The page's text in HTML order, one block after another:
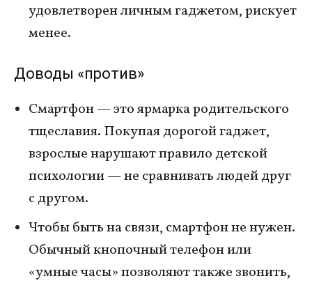
удовлетворен личным гаджетом, рискует
менее.
Доводы «против»
Смартфон — это ярмарка родительского
тщеславия. Покупая дорогой гаджет,
взрослые нарушают правило детской
психологии — не сравнивать людей друг
с другом.
Чтобы быть на связи, смартфон не нужен.
Обычный кнопочный телефон или
«умные часы» позволяют также звонить,